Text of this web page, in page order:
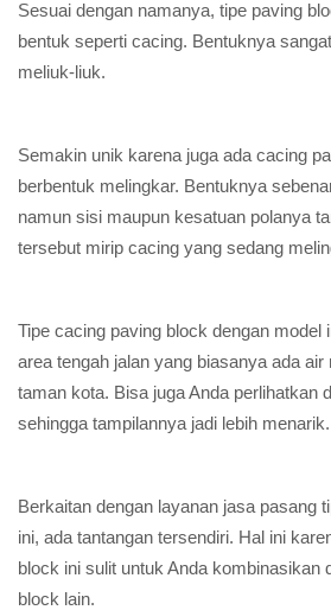
Sesuai dengan namanya, tipe paving
bentuk seperti cacing. Bentuknya
meliuk-liuk.
Semakin unik karena juga ada cacing
berbentuk melingkar. Bentuknya
namun sisi maupun kesatuan polanya
tersebut mirip cacing yang sedang
Tipe cacing paving block dengan model
area tengah jalan yang biasanya ada
taman kota. Bisa juga Anda perlihatkan
sehingga tampilannya jadi lebih menarik.
Berkaitan dengan layanan jasa pasang
ini, ada tantangan tersendiri. Hal ini
block ini sulit untuk Anda kombinasikan
block lain.